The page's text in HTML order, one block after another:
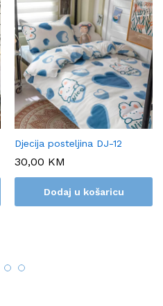
Djecija posteljina DJ-12
30,00 KM
Dodaj u košaricu